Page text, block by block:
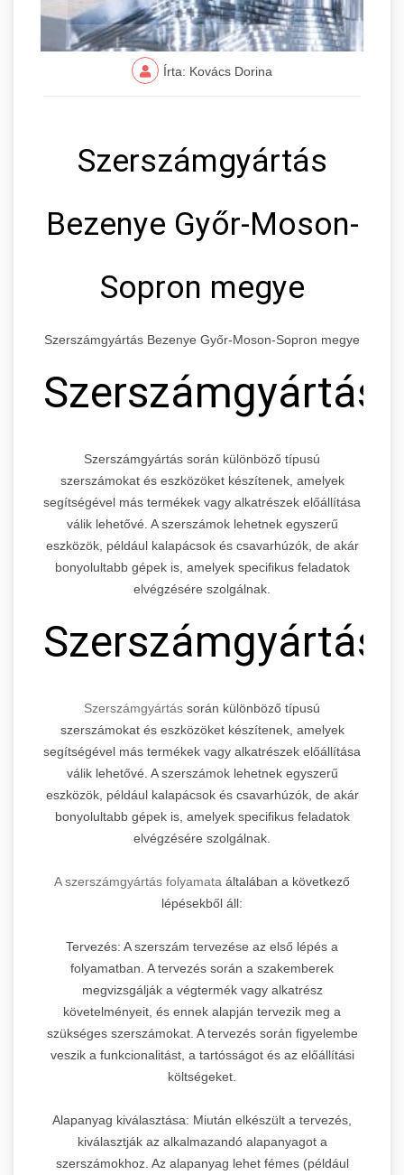
Írta: Kovács Dorina
Szerszámgyártás
Bezenye Győr-Moson-
Sopron megye
Szerszámgyártás Bezenye Győr-Moson-Sopron megye
Szerszámgyártás
Szerszámgyártás során különböző típusú
szerszámokat és eszközöket készítenek, amelyek
segítségével más termékek vagy alkatrészek előállítása
válik lehetővé. A szerszámok lehetnek egyszerű
eszközök, például kalapácsok és csavarhúzók, de akár
bonyolultabb gépek is, amelyek specifikus feladatok
elvégzésére szolgálnak.
Szerszámgyártás
Szerszámgyártás során különböző típusú
szerszámokat és eszközöket készítenek, amelyek
segítségével más termékek vagy alkatrészek előállítása
válik lehetővé. A szerszámok lehetnek egyszerű
eszközök, például kalapácsok és csavarhúzók, de akár
bonyolultabb gépek is, amelyek specifikus feladatok
elvégzésére szolgálnak.
A szerszámgyártás folyamata általában a következő
lépésekből áll:
Tervezés: A szerszám tervezése az első lépés a
folyamatban. A tervezés során a szakemberek
megvizsgálják a végtermék vagy alkatrész
követelményeit, és ennek alapján tervezik meg a
szükséges szerszámokat. A tervezés során figyelembe
veszik a funkcionalitást, a tartósságot és az előállítási
költségeket.
Alapanyag kiválasztása: Miután elkészült a tervezés,
kiválasztják az alkalmazandó alapanyagot a
szerszámokhoz. Az alapanyag lehet fémes (például